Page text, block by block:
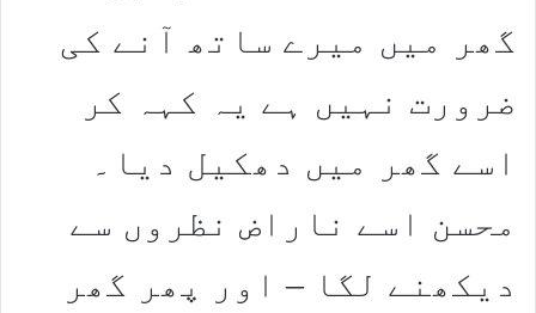
گھر میں میرے ساتھ آنے کی
ضرورت نہیں ہے یہ کہہ کر
اسے گھر میں دھکیل دیا۔
محسن اسے ناراض نظروں سے
دیکھنے لگا – اور پھر گھر